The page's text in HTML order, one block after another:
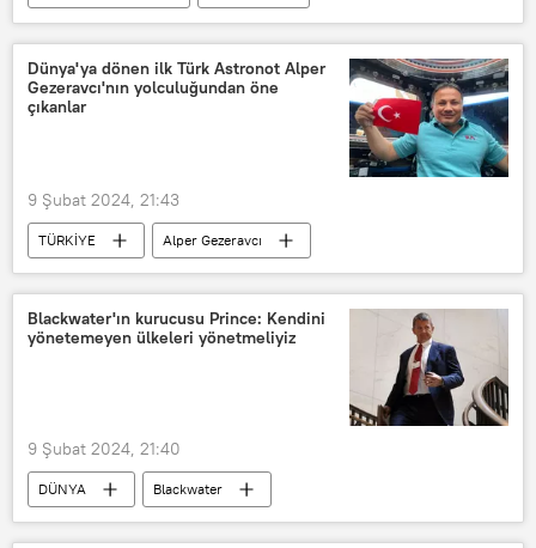
Ukrayna ordusu
Ukrayna Genelkurmay Başkanlığı
Valeriy Zalujnıy
Vladimir Zelenskiy
Dünya'ya dönen ilk Türk Astronot Alper
Gezeravcı'nın yolculuğundan öne
çıkanlar
9 Şubat 2024, 21:43
TÜRKİYE
Alper Gezeravcı
Uzay
Türkiye
Blackwater'ın kurucusu Prince: Kendini
yönetemeyen ülkeleri yönetmeliyiz
9 Şubat 2024, 21:40
DÜNYA
Blackwater
Erik Prince
ABD Meksika